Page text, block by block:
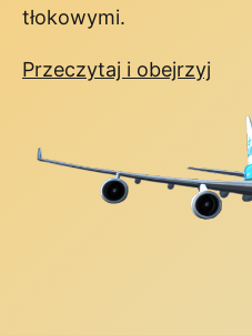
tłokowymi.
Przeczytaj i obejrzyj